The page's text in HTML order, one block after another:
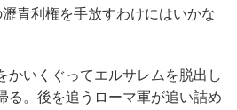
青利権を手放すわけにはいかな
いくぐってエルサレムを脱出し
る。後を追うローマ軍が追い詰め